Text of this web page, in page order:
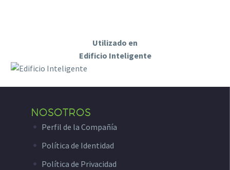
Utilizado en
Edificio Inteligente
NOSOTROS
Perfil de la Compañía
Política de Identidad
Política de Privacidad